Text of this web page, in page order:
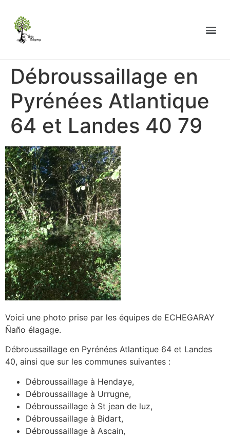
Débroussaillage en
Pyrénées Atlantique
64 et Landes 40 79
Voici une photo prise par les équipes de ECHEGARAY
Ñaño élagage.
Débroussaillage en Pyrénées Atlantique 64 et Landes
40, ainsi que sur les communes suivantes :
Débroussaillage à Hendaye,
Débroussaillage à Urrugne,
Débroussaillage à St jean de luz,
Débroussaillage à Bidart,
Débroussaillage à Ascain,